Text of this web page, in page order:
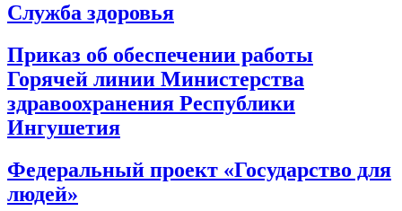
Служба здоровья
Приказ об обеспечении работы
Горячей линии Министерства
здравоохранения Республики
Ингушетия
Федеральный проект «Государство для
людей»